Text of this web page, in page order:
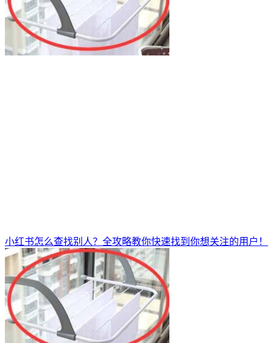
小红书怎么查找别人？全攻略教你快速找到你想关注的用户！